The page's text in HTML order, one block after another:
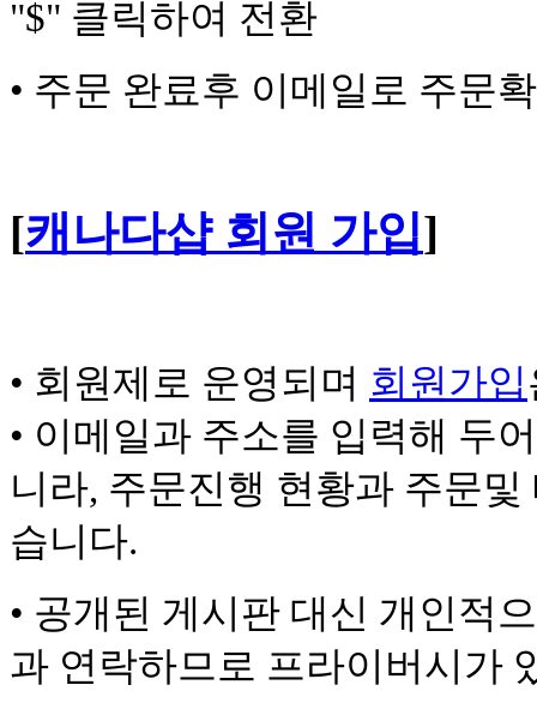
"$" 클릭하여 전환
• 주문 완료후 이메일로 주문
[캐나다샵 회원 가입]
• 회원제로 운영되며 회원가입
• 이메일과 주소를 입력해 두
니라, 주문진행 현황과 주문
습니다.
• 공개된 게시판 대신 개인적
과 연락하므로 프라이버시가